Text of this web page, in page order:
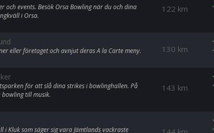
122 km
och events. Besök Orsa Bowling när du och dina
i Orsa.
130 km
eller företaget och avnjut deras A la Carte meny.
143 km
för att slå dina strikes i bowlinghallen. På
till musik.
Kluk som säger sig vara Jämtlands vackraste